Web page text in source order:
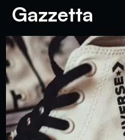
Gazzetta